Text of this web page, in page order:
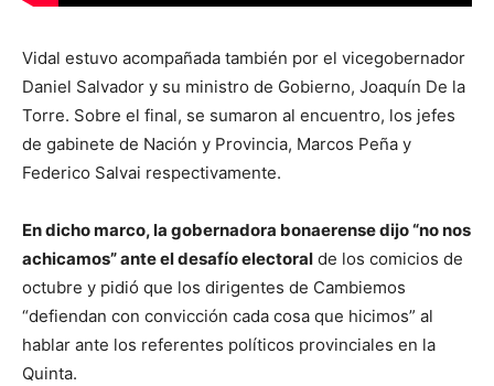
Vidal estuvo acompañada también por el vicegobernador
Daniel Salvador y su ministro de Gobierno, Joaquín De la
Torre. Sobre el final, se sumaron al encuentro, los jefes
de gabinete de Nación y Provincia, Marcos Peña y
Federico Salvai respectivamente.
En dicho marco, la gobernadora bonaerense dijo “no nos
achicamos” ante el desafío electoral de los comicios de
octubre y pidió que los dirigentes de Cambiemos
“defiendan con convicción cada cosa que hicimos” al
hablar ante los referentes políticos provinciales en la
Quinta.